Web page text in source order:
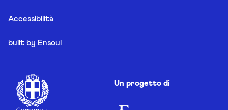
Accessibilità
built by Ensoul
Un progetto di